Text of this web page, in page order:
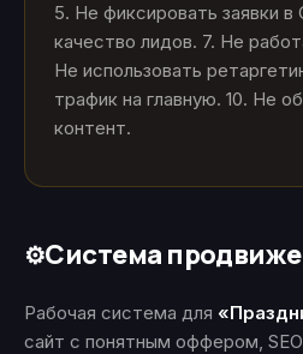
5. Не фиксировать заявки в
качество лидов. 7. Не
Не использовать
трафик на главную. 10. Не
контент.
⚙️Система
Рабочая система для
сайт с понятным оффером,